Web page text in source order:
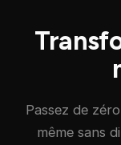
Passez de
même sans